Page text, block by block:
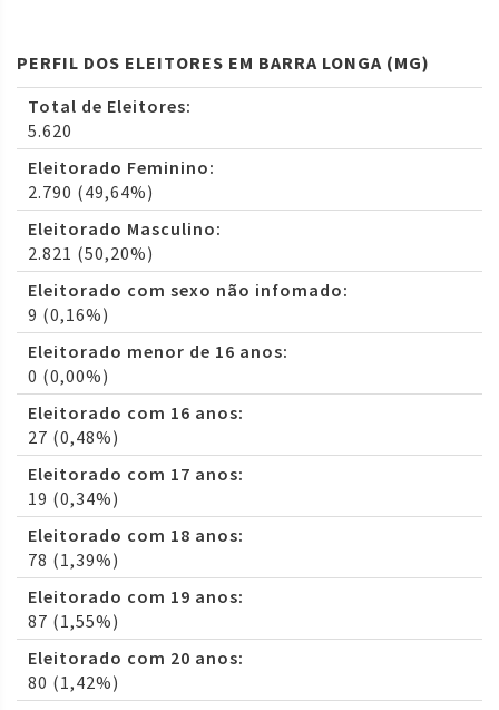
PERFIL DOS ELEITORES EM BARRA LONGA (MG)
Total de Eleitores:
5.620
Eleitorado Feminino:
2.790 (49,64%)
Eleitorado Masculino:
2.821 (50,20%)
Eleitorado com sexo não infomado:
9 (0,16%)
Eleitorado menor de 16 anos:
0 (0,00%)
Eleitorado com 16 anos:
27 (0,48%)
Eleitorado com 17 anos:
19 (0,34%)
Eleitorado com 18 anos:
78 (1,39%)
Eleitorado com 19 anos:
87 (1,55%)
Eleitorado com 20 anos:
80 (1,42%)